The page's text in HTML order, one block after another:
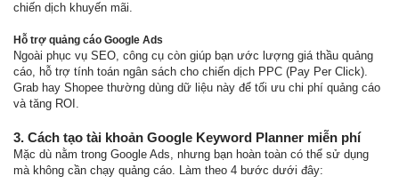
chiến dịch khuyến mãi.
Hỗ trợ quảng cáo Google Ads
Ngoài phục vụ SEO, công cụ còn giúp bạn ước lượng giá thầu quảng
cáo, hỗ trợ tính toán ngân sách cho chiến dịch PPC (Pay Per Click).
Grab hay Shopee thường dùng dữ liệu này để tối ưu chi phí quảng cáo
và tăng ROI.
3. Cách tạo tài khoản Google Keyword Planner miễn phí
Mặc dù nằm trong Google Ads, nhưng bạn hoàn toàn có thể sử dụng
mà không cần chạy quảng cáo. Làm theo 4 bước dưới đây: